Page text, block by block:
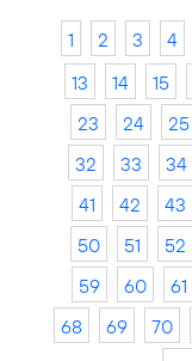
1 2 3 4
13
14 15
23
24 25
32
33 34
41
42 43
50
51 52
59
60 61
68
69 70